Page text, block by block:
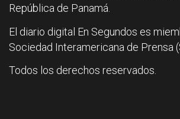
República de Panamá.
El diario digital En Segundos es
Sociedad Interamericana de Prensa
Todos los derechos reservados.